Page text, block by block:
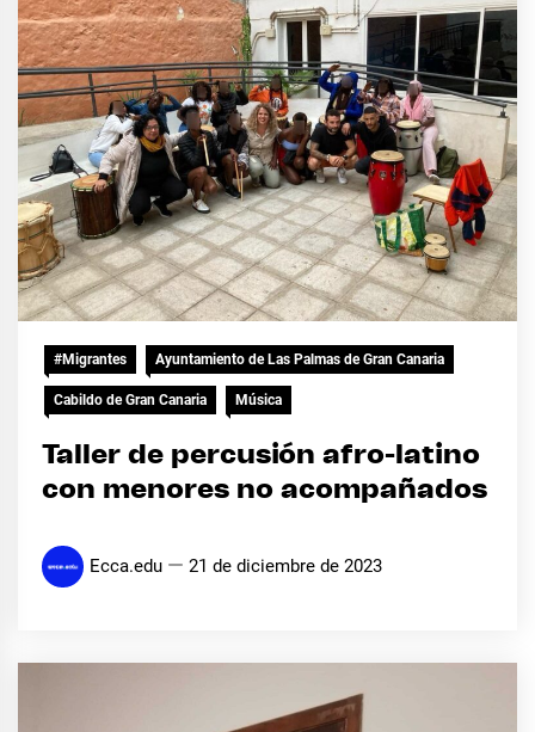
#Migrantes Ayuntamiento de Las Palmas de Gran Canaria
Cabildo de Gran Canaria Música
Taller de percusión afro-latino
con menores no acompañados
Ecca.edu 21 de diciembre de 2023